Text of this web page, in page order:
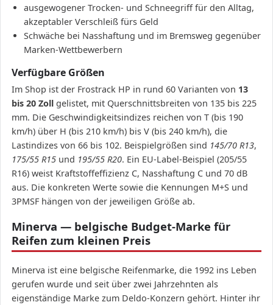
ausgewogener Trocken- und Schneegriff für den Alltag,
akzeptabler Verschleiß fürs Geld
Schwäche bei Nasshaftung und im Bremsweg gegenüber
Marken-Wettbewerbern
Verfügbare Größen
Im Shop ist der Frostrack HP in rund 60 Varianten von 13
bis 20 Zoll gelistet, mit Querschnittsbreiten von 135 bis 225
mm. Die Geschwindigkeitsindizes reichen von T (bis 190
km/h) über H (bis 210 km/h) bis V (bis 240 km/h), die
Lastindizes von 66 bis 102. Beispielgrößen sind 145/70 R13,
175/55 R15 und 195/55 R20. Ein EU-Label-Beispiel (205/55
R16) weist Kraftstoffeffizienz C, Nasshaftung C und 70 dB
aus. Die konkreten Werte sowie die Kennungen M+S und
3PMSF hängen von der jeweiligen Größe ab.
Minerva — belgische Budget-Marke für
Reifen zum kleinen Preis
Minerva ist eine belgische Reifenmarke, die 1992 ins Leben
gerufen wurde und seit über zwei Jahrzehnten als
eigenständige Marke zum Deldo-Konzern gehört. Hinter ihr